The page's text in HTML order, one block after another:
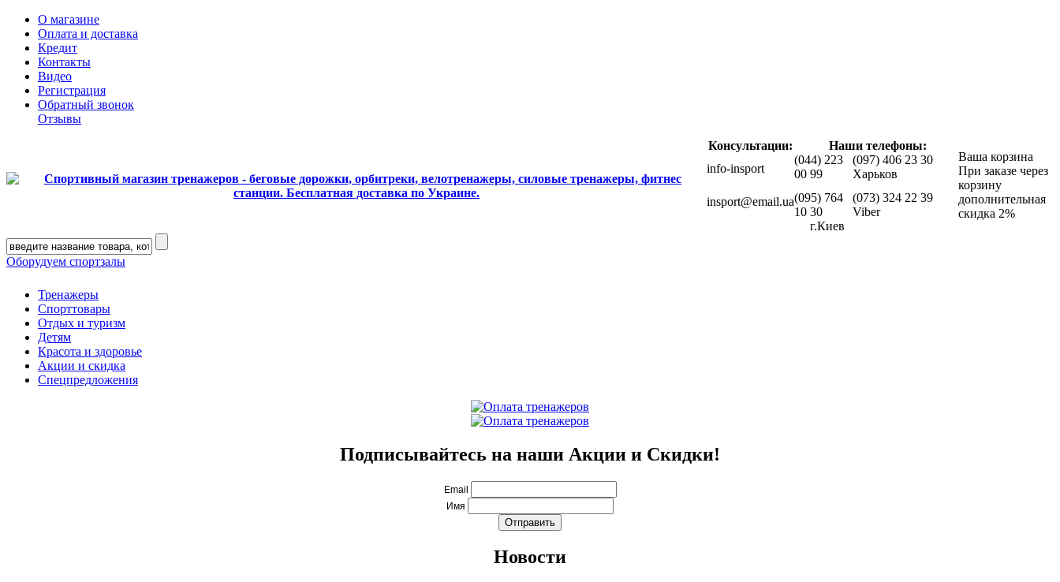
О магазине
Оплата и доставка
Кредит
Контакты
Видео
Регистрация
Обратный звонок
Отзывы
Консультации:
Наши телефоны:
Ваша корзина
При заказе через
корзину
дополнительная
скидка 2%
info-insport
(044) 223
00 99
(097) 406 23 30
Харьков
insport@email.ua(095) 764
10 30
(073) 324 22 39
Viber
г.Киев
Оборудуем спортзалы
Тренажеры
Спорттовары
Отдых и туризм
Детям
Красота и здоровье
Акции и скидка
Спецпредложения
Подписывайтесь на наши Акции и Скидки!
Email
Имя
Новости